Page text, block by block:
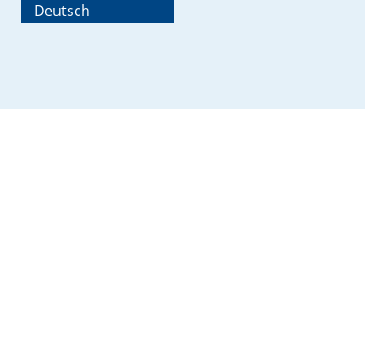
Deutsch